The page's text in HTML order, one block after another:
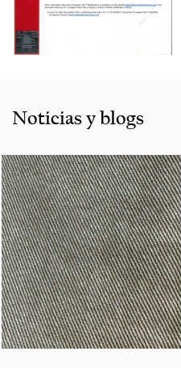
nuestros productos se
y provincias en China, y
países y regiones como
Gap, Tom Tailor, Walmart,
asistencia de ingeniería para
puede hablar con nuestro
sobre sus requisitos de
Noticias y blogs